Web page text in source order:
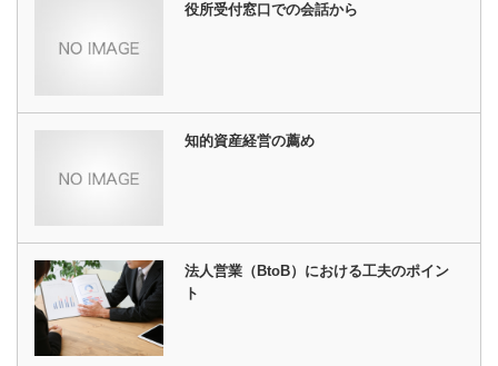
役所受付窓口での会話から
知的資産経営の薦め
法人営業（BtoB）における工夫のポイン
ト